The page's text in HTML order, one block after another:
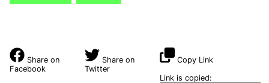
Share on
Facebook
Share on
Twitter
Copy Link
Link is copied: